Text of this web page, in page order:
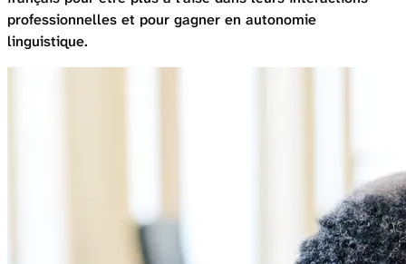
professionnelles et pour gagner en autonomie
linguistique.